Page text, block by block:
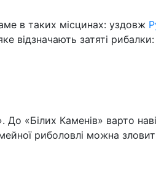
в таких місцинах: уздовж
відзначають затяті
До «Білих Каменів» варто
риболовлі можна